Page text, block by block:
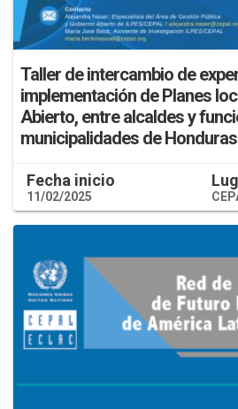
Taller de intercambio de
implementación de Planes
Abierto, entre alcaldes y
municipalidades de
Fecha inicio
11/02/2025